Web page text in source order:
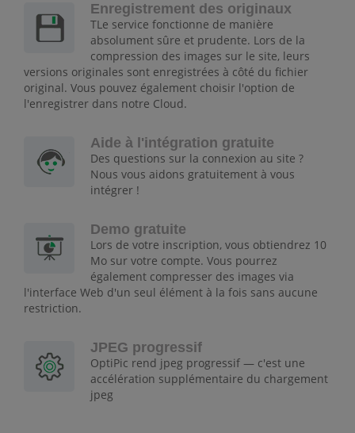
Enregistrement des originaux
TLe service fonctionne de manière
absolument sûre et prudente. Lors de la
compression des images sur le site, leurs
versions originales sont enregistrées à côté du fichier
original. Vous pouvez également choisir l'option de
l'enregistrer dans notre Cloud.
Aide à l'intégration gratuite
Des questions sur la connexion au site ?
Nous vous aidons gratuitement à vous
intégrer !
Demo gratuite
Lors de votre inscription, vous obtiendrez 10
Mo sur votre compte. Vous pourrez
également compresser des images via
l'interface Web d'un seul élément à la fois sans aucune
restriction.
JPEG progressif
OptiPic rend jpeg progressif — c'est une
accélération supplémentaire du chargement
jpeg